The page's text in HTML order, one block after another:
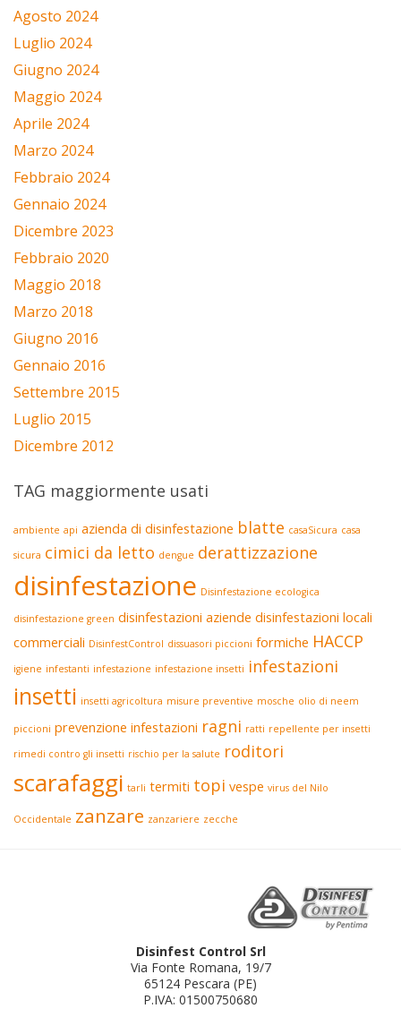
Agosto 2024
Luglio 2024
Giugno 2024
Maggio 2024
Aprile 2024
Marzo 2024
Febbraio 2024
Gennaio 2024
Dicembre 2023
Febbraio 2020
Maggio 2018
Marzo 2018
Giugno 2016
Gennaio 2016
Settembre 2015
Luglio 2015
Dicembre 2012
TAG maggiormente usati
ambiente api azienda di disinfestazione blatte casaSicura casa
sicura cimici da letto dengue derattizzazione
disinfestazione Disinfestazione ecologica
disinfestazione green disinfestazioni aziende disinfestazioni locali
commerciali DisinfestControl dissuasori piccioni formiche HACCP
igiene infestanti infestazione infestazione insetti infestazioni
insetti insetti agricoltura misure preventive mosche olio di neem
piccioni prevenzione infestazioni ragni ratti repellente per insetti
rimedi contro gli insetti rischio per la salute roditori
scarafaggi tarli termiti topi vespe virus del Nilo
Occidentale zanzare zanzariere zecche
Disinfest Control Srl
Via Fonte Romana, 19/7
65124 Pescara (PE)
P.IVA: 01500750680